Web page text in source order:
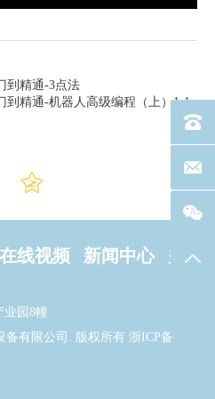
到精通-3点法
精通-机器人高级编程（上）1-1
在线视频 新闻中心
关
业园8幢
备有限公司. 版权所有 浙ICP备
电话
联系
返回